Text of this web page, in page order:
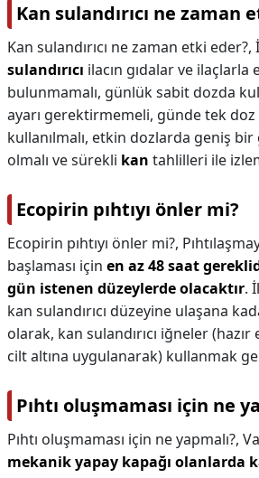
Kan sulandırıcı ne zaman
Kan sulandırıcı ne zaman etki eder?,
sulandırıcı ilacın gıdalar ve ilaçlarla
bulunmamalı, günlük sabit dozda
ayarı gerektirmemeli, günde tek
kullanılmalı, etkin dozlarda geniş bir
olmalı ve sürekli kan tahlilleri ile
Ecopirin pıhtıyı önler mi?
Ecopirin pıhtıyı önler mi?,
başlaması için en az 48 saat
gün istenen düzeylerde olacaktır.
kan sulandırıcı düzeyine ulaşana
olarak, kan sulandırıcı iğneler
cilt altına uygulanarak) kullanmak
Pıhtı oluşmaması için ne
Pıhtı oluşmaması için ne yapmalı?,
mekanik yapay kapağı olanlarda